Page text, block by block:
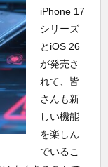
iPhone 17
シリーズ
とiOS 26
が発売さ
れて、皆
さんも新
しい機能
を楽しん
でいるこ